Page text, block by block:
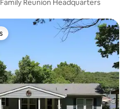
Reunion Headquarters